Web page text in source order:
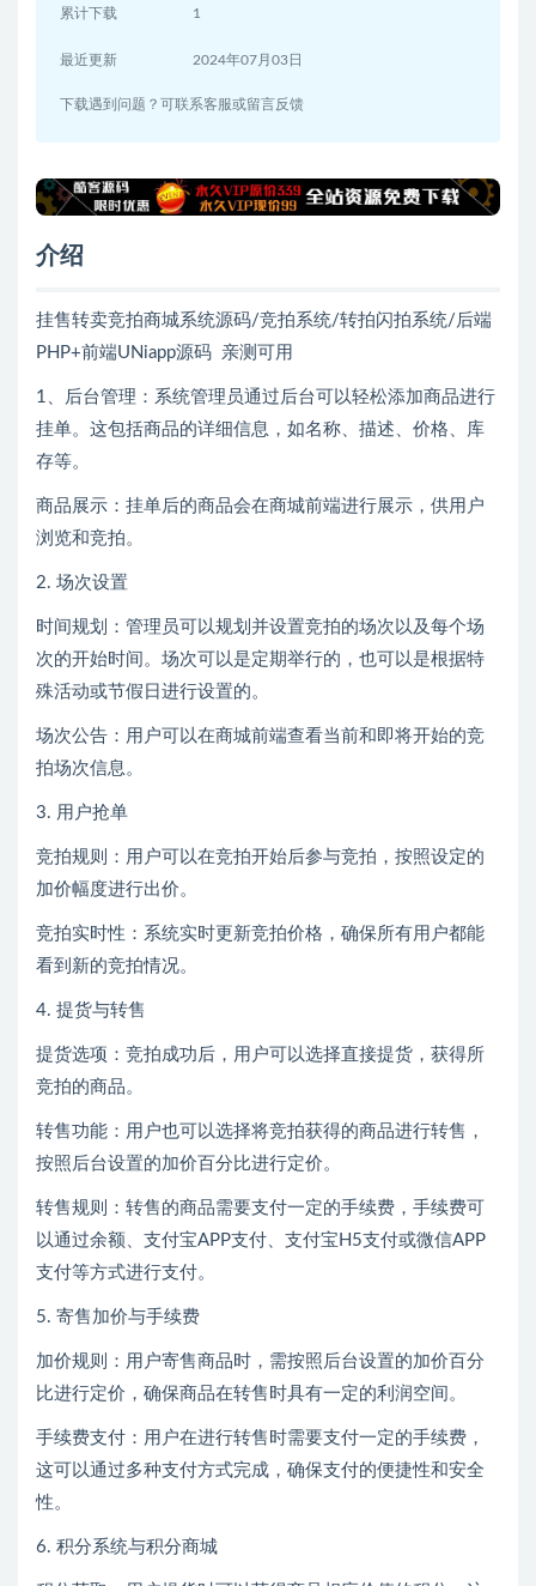
累计下载 1
最近更新 2024年07月03日
下载遇到问题？可联系客服或留言反馈
介绍
挂售转卖竞拍商城系统源码/竞拍系统/转拍闪拍系统/后端
PHP+前端UNiapp源码 亲测可用
1、后台管理：系统管理员通过后台可以轻松添加商品进行
挂单。这包括商品的详细信息，如名称、描述、价格、库
存等。
商品展示：挂单后的商品会在商城前端进行展示，供用户
浏览和竞拍。
2. 场次设置
时间规划：管理员可以规划并设置竞拍的场次以及每个场
次的开始时间。场次可以是定期举行的，也可以是根据特
殊活动或节假日进行设置的。
场次公告：用户可以在商城前端查看当前和即将开始的竞
拍场次信息。
3. 用户抢单
竞拍规则：用户可以在竞拍开始后参与竞拍，按照设定的
加价幅度进行出价。
竞拍实时性：系统实时更新竞拍价格，确保所有用户都能
看到新的竞拍情况。
4. 提货与转售
提货选项：竞拍成功后，用户可以选择直接提货，获得所
竞拍的商品。
转售功能：用户也可以选择将竞拍获得的商品进行转售，
按照后台设置的加价百分比进行定价。
转售规则：转售的商品需要支付一定的手续费，手续费可
以通过余额、支付宝APP支付、支付宝H5支付或微信APP
支付等方式进行支付。
5. 寄售加价与手续费
加价规则：用户寄售商品时，需按照后台设置的加价百分
比进行定价，确保商品在转售时具有一定的利润空间。
手续费支付：用户在进行转售时需要支付一定的手续费，
这可以通过多种支付方式完成，确保支付的便捷性和安全
性。
6. 积分系统与积分商城